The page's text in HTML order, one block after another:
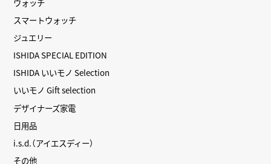
スマートウォッチ
ジュエリー
ISHIDA SPECIAL EDITION
ISHIDA いいモノ Selection
いいモノ Gift selection
デザイナーズ家電
日用品
i.s.d.（アイエスディー）
その他